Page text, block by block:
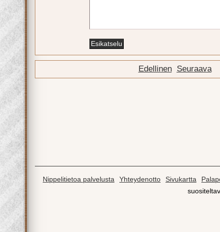
Edellinen Seuraava
Nippelitietoa palvelusta Yhteydenotto Sivukartta